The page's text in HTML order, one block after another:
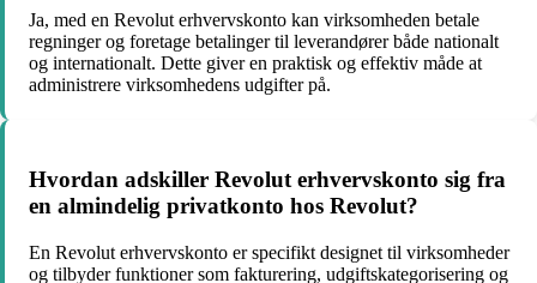
Ja, med en Revolut erhvervskonto kan virksomheden betale
regninger og foretage betalinger til leverandører både nationalt
og internationalt. Dette giver en praktisk og effektiv måde at
administrere virksomhedens udgifter på.
Hvordan adskiller Revolut erhvervskonto sig fra
en almindelig privatkonto hos Revolut?
En Revolut erhvervskonto er specifikt designet til virksomheder
og tilbyder funktioner som fakturering, udgiftskategorisering og